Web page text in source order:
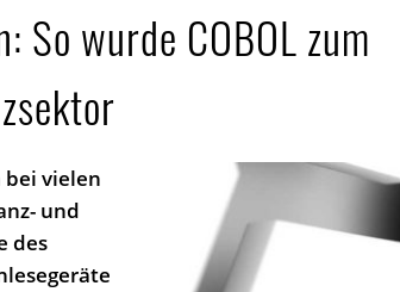
So wurde COBOL zum
bei vielen
und
des